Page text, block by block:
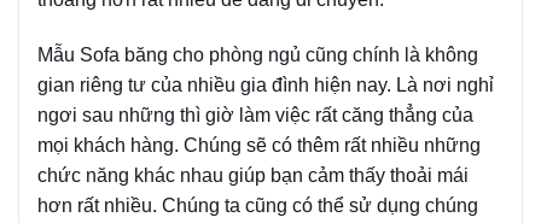
Mẫu Sofa băng cho phòng ngủ cũng chính là không
gian riêng tư của nhiều gia đình hiện nay. Là nơi nghỉ
ngơi sau những thì giờ làm việc rất căng thẳng của
mọi khách hàng. Chúng sẽ có thêm rất nhiều những
chức năng khác nhau giúp bạn cảm thấy thoải mái
hơn rất nhiều. Chúng ta cũng có thể sử dụng chúng